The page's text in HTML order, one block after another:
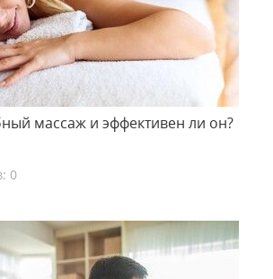
массаж и эффективен ли он?
0